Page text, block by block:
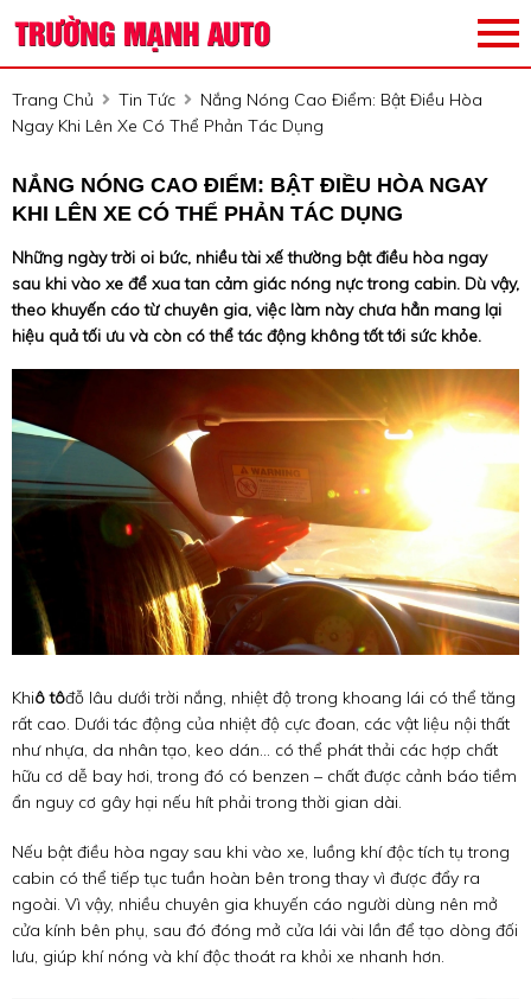
Trang Chủ Tin Tức
Nắng Nóng Cao Điểm: Bật Điều Hòa
Ngay Khi Lên Xe Có Thể Phản Tác Dụng
NẮNG NÓNG CAO ĐIỂM: BẬT ĐIỀU HÒA NGAY
KHI LÊN XE CÓ THỂ PHẢN TÁC DỤNG
Những ngày trời oi bức, nhiều tài xế thường bật điều hòa ngay
sau khi vào xe để xua tan cảm giác nóng nực trong cabin. Dù vậy,
theo khuyến cáo từ chuyên gia, việc làm này chưa hẳn mang lại
hiệu quả tối ưu và còn có thể tác động không tốt tới sức khỏe.
Khiô tôđỗ lâu dưới trời nắng, nhiệt độ trong khoang lái có thể tăng
rất cao. Dưới tác động của nhiệt độ cực đoan, các vật liệu nội thất
như nhựa, da nhân tạo, keo dán… có thể phát thải các hợp chất
hữu cơ dễ bay hơi, trong đó có benzen – chất được cảnh báo tiềm
ẩn nguy cơ gây hại nếu hít phải trong thời gian dài.
Nếu bật điều hòa ngay sau khi vào xe, luồng khí độc tích tụ trong
cabin có thể tiếp tục tuần hoàn bên trong thay vì được đẩy ra
ngoài. Vì vậy, nhiều chuyên gia khuyến cáo người dùng nên mở
cửa kính bên phụ, sau đó đóng mở cửa lái vài lần để tạo dòng đối
lưu, giúp khí nóng và khí độc thoát ra khỏi xe nhanh hơn.